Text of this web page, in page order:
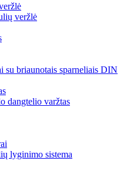
veržlė
su briaunotais sparneliais DIN
dangtelio varžtas
lyginimo sistema